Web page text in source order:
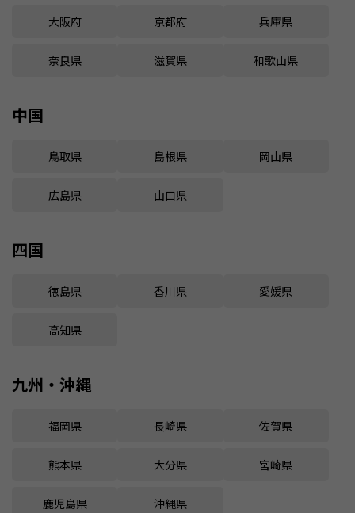
大阪府 京都府 兵庫県
奈良県 滋賀県 和歌山県
中国
鳥取県 島根県 岡山県
広島県 山口県
四国
徳島県 香川県 愛媛県
高知県
九州・沖縄
福岡県 長崎県 佐賀県
熊本県 大分県 宮崎県
鹿児島県 沖縄県